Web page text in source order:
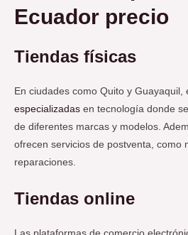
Ecuador precio
Tiendas físicas
En ciudades como Quito y Guayaquil,
especializadas en tecnología donde
de diferentes marcas y modelos.
ofrecen servicios de postventa, como
reparaciones.
Tiendas online